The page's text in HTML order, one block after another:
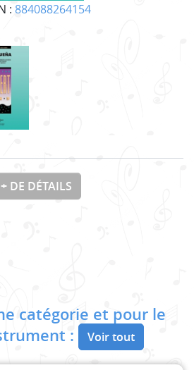
: 884088264154
+ DE DÉTAILS
catégorie et pour le
:
Voir tout